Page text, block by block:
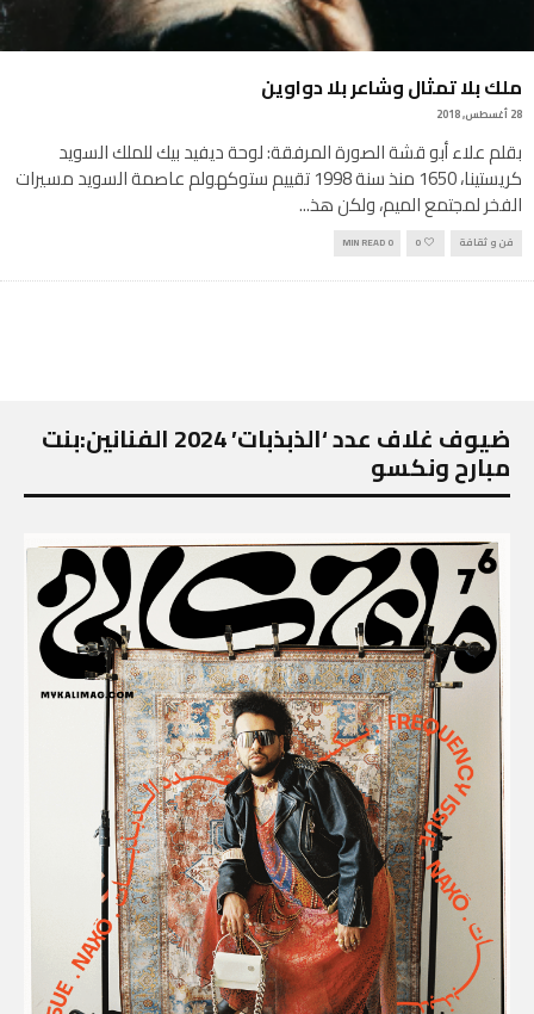
ملك بلا تمثال وشاعر بلا دواوين
28 أغسطس, 2018
بقلم علاء أبو قشة الصورة المرفقة: لوحة ديفيد بيك للملك السويد
كريستينا، 1650 منذ سنة 1998 تقييم ستوكهولم عاصمة السويد مسيرات
الفخر لمجتمع الميم، ولكن هذ...
فن و ثقافة 0
0 MIN READ
ضيوف غلاف عدد ‘الذبذبات’ 2024 الفنانين:بنت
مبارح ونكسو